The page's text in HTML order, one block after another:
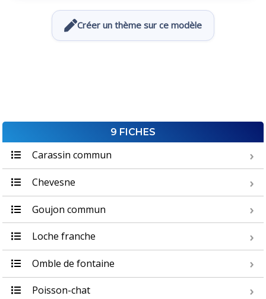
Créer un thème sur ce modèle
9 FICHES
Carassin commun
Chevesne
Goujon commun
Loche franche
Omble de fontaine
Poisson-chat